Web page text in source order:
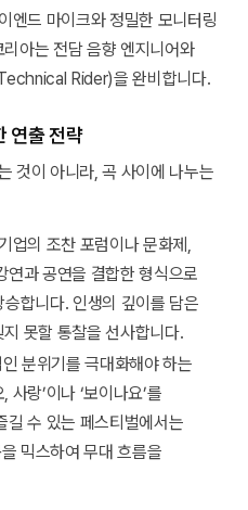
엔드 마이크와 정밀한 모니터링
아는 전담 음향 엔지니어와
Rider)을 완비합니다.
연출 전략
것이 아니라, 곡 사이에 나누는
업의 조찬 포럼이나 문화제,
연과 공연을 결합한 형식으로
합니다. 인생의 깊이를 담은
못할 통찰을 선사합니다.
분위기를 극대화해야 하는
사랑’이나 ‘보이나요’를
길 수 있는 페스티벌에서는
믹스하여 무대 흐름을